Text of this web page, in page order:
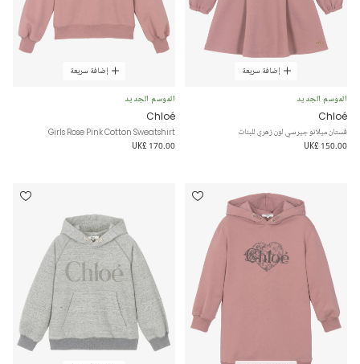
إضافة سريعة
الموسم الجديد
Chloé
فستان ميلانو جيرسي لون زهري للبنات
UK£ 150.00
إضافة سريعة
الموسم الجديد
Chloé
Girls Rose Pink Cotton Sweatshirt
UK£ 170.00